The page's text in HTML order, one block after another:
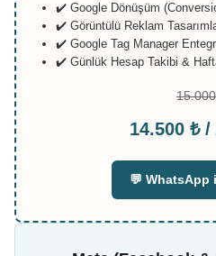
✔️ Google Dönüşüm
✔️ Görüntülü Reklam
✔️ Google Tag Manager
✔️ Günlük Hesap Takibi &
14.500 ₺ /
💬 WhatsApp